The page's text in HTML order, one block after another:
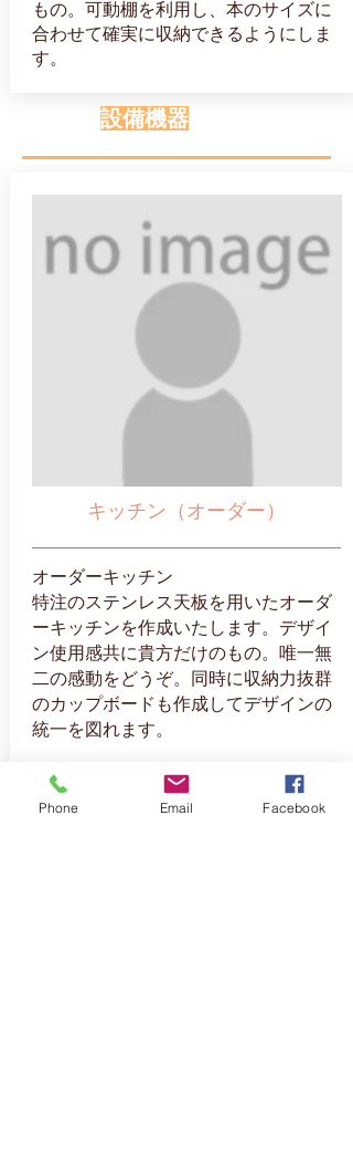
もの。可動棚を利用し、本のサイズに
合わせて確実に収納できるようにしま
す。
設備機器
キッチン（オーダー）
オーダーキッチン
特注のステンレス天板を用いたオーダ
ーキッチンを作成いたします。デザイ
ン使用感共に貴方だけのもの。唯一無
二の感動をどうぞ。同時に収納力抜群
のカップボードも作成してデザインの
統一を図れます。
Phone Email Facebook